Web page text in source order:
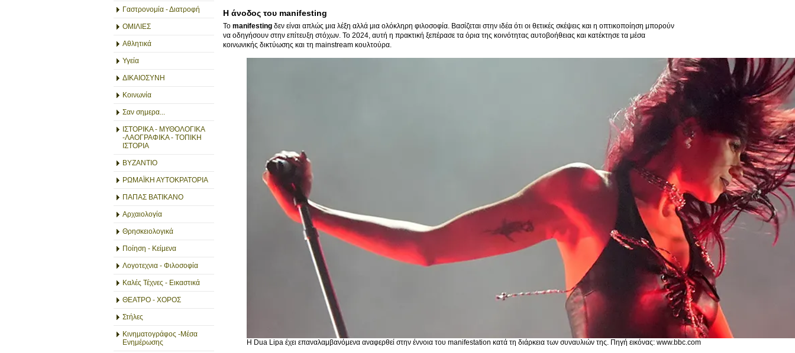
Γαστρονομία - Διατροφή
ΟΜΙΛΙΕΣ
Αθλητικά
Υγεία
ΔΙΚΑΙΟΣΥΝΗ
Κοινωνία
Σαν σημερα...
ΙΣΤΟΡΙΚΑ - ΜΥΘΟΛΟΓΙΚΑ
-ΛΑΟΓΡΑΦΙΚΑ - ΤΟΠΙΚΗ
ΙΣΤΟΡΙΑ
ΒΥΖΑΝΤΙΟ
ΡΩΜΑΪΚΗ ΑΥΤΟΚΡΑΤΟΡΙΑ
ΠΑΠΑΣ ΒΑΤΙΚΑΝΟ
Αρχαιολογία
Θρησκειολογικά
Ποίηση - Κείμενα
Λογοτεχνια - Φιλοσοφία
Καλές Τέχνες - Εικαστικά
ΘΕΑΤΡΟ - ΧΟΡΟΣ
Στήλες
Κινηματογράφος -Μέσα
Ενημέρωσης
Η άνοδος του manifesting
Το manifesting δεν είναι απλώς μια λέξη αλλά μια ολόκληρη φιλοσοφία. Βασίζεται στην ιδέα ότι οι θετικές σκέψεις και η οπτικοποίηση μπορούν
να οδηγήσουν στην επίτευξη στόχων. Το 2024, αυτή η πρακτική ξεπέρασε τα όρια της κοινότητας αυτοβοήθειας και κατέκτησε τα μέσα
κοινωνικής δικτύωσης και τη mainstream κουλτούρα.
Η Dua Lipa έχει επαναλαμβανόμενα αναφερθεί στην έννοια του manifestation κατά τη διάρκεια των συναυλιών της. Πηγή εικόνας: www.bbc.com